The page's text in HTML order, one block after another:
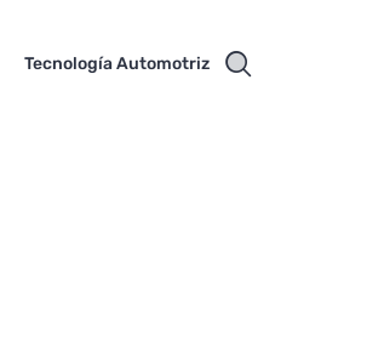
Tecnología Automotriz